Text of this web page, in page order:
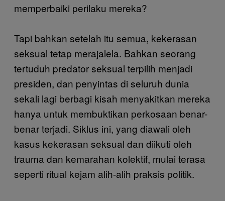
memperbaiki perilaku mereka?
Tapi bahkan setelah itu semua, kekerasan
seksual tetap merajalela. Bahkan seorang
tertuduh predator seksual terpilih menjadi
presiden, dan penyintas di seluruh dunia
sekali lagi berbagi kisah menyakitkan mereka
hanya untuk membuktikan perkosaan benar-
benar terjadi. Siklus ini, yang diawali oleh
kasus kekerasan seksual dan diikuti oleh
trauma dan kemarahan kolektif, mulai terasa
seperti ritual kejam alih-alih praksis politik.